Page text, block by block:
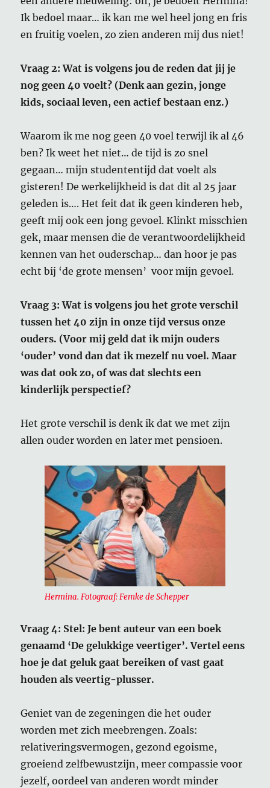
Ik bedoel maar… ik kan me wel heel jong en fris
en fruitig voelen, zo zien anderen mij dus niet!
Vraag 2: Wat is volgens jou de reden dat jij je
nog geen 40 voelt? (Denk aan gezin, jonge
kids, sociaal leven, een actief bestaan enz.)
Waarom ik me nog geen 40 voel terwijl ik al 46
ben? Ik weet het niet… de tijd is zo snel
gegaan… mijn studententijd dat voelt als
gisteren! De werkelijkheid is dat dit al 25 jaar
geleden is…. Het feit dat ik geen kinderen heb,
geeft mij ook een jong gevoel. Klinkt misschien
gek, maar mensen die de verantwoordelijkheid
kennen van het ouderschap… dan hoor je pas
echt bij ‘de grote mensen’ voor mijn gevoel.
Vraag 3: Wat is volgens jou het grote verschil
tussen het 40 zijn in onze tijd versus onze
ouders. (Voor mij geld dat ik mijn ouders
‘ouder’ vond dan dat ik mezelf nu voel. Maar
was dat ook zo, of was dat slechts een
kinderlijk perspectief?
Het grote verschil is denk ik dat we met zijn
allen ouder worden en later met pensioen.
Hermina. Fotograaf: Femke de Schepper
Vraag 4: Stel: Je bent auteur van een boek
genaamd ‘De gelukkige veertiger’. Vertel eens
hoe je dat geluk gaat bereiken of vast gaat
houden als veertig-plusser.
Geniet van de zegeningen die het ouder
worden met zich meebrengen. Zoals:
relativeringsvermogen, gezond egoisme,
groeiend zelfbewustzijn, meer compassie voor
jezelf, oordeel van anderen wordt minder